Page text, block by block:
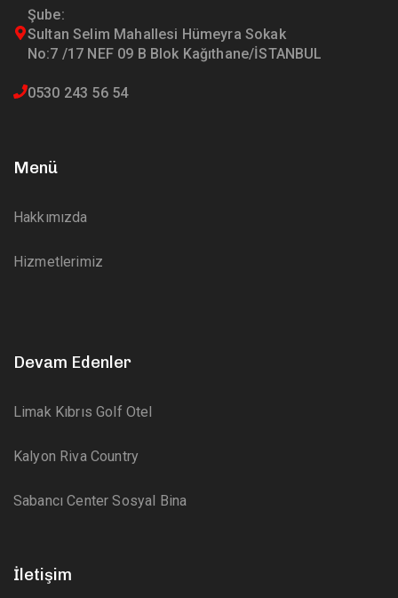
Şube:
Sultan Selim Mahallesi Hümeyra Sokak
No:7 /17 NEF 09 B Blok Kağıthane/İSTANBUL
0530 243 56 54
Menü
Hakkımızda
Hizmetlerimiz
Devam Edenler
Limak Kıbrıs Golf Otel
Kalyon Riva Country
Sabancı Center Sosyal Bina
İletişim